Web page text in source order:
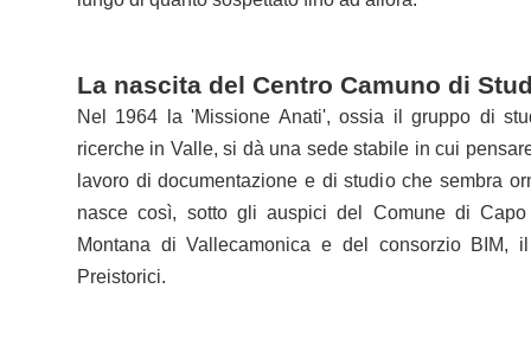
La nascita del Centro Camuno di
Nel 1964 la 'Missione Anati', ossia il gruppo di
ricerche in Valle, si dà una sede stabile in cui
lavoro di documentazione e di studio che sembra
nasce così, sotto gli auspici del Comune di
Montana di Vallecamonica e del consorzio BIM,
Preistorici.